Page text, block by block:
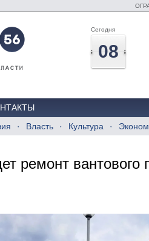
Сегодня
08
Власть Культура
ремонт вантового